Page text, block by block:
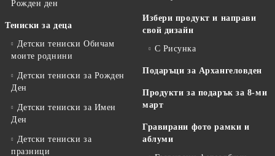
Рожден ден
Тениски за деца
Детски тениски Обичам
моите роднини
Детски тениски за Рожден
Ден
Детски тениски за Имен
Ден
Детски тениски за
празници
Избери продукт и направи
свой дизайн
С Рисунка
Подаръци за Архангеловден
Продукти за подарък за 8-ми
март
Гравирани фото рамки и
аблуми